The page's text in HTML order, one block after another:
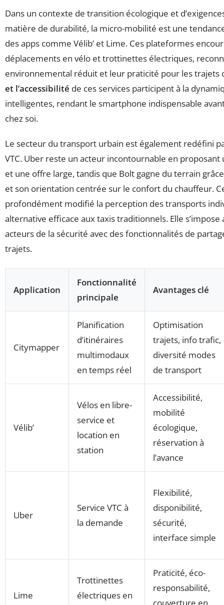
Dans un contexte de transition écologique et
matière de durabilité, la micro-mobilité est une
des apps comme Vélib’ et Lime. Ces plateformes
déplacements en vélo et trottinettes électriques,
environnemental réduit et leur praticité pour les trajets
et l’accessibilité de ces services participent à la
intelligentes, rendant le smartphone indispensable
chez soi.
Le secteur du transport urbain est également redéfini
VTC. Uber reste un acteur incontournable en
et une offre large, tandis que Bolt gagne du terrain
et son orientation centrée sur le confort du chauffeur.
profondément modifié la perception des transports
alternative efficace aux taxis traditionnels. Elle s’impose
acteurs de la sécurité avec des fonctionnalités de
trajets.
Application
Fonctionnalité
principale
Avantages clé
Citymapper
Planification
d’itinéraires
multimodaux
en temps réel
Optimisation
trajets, info trafic,
diversité modes
de transport
Vélib’
Vélos en libre-
service et
location en
station
Accessibilité,
mobilité
écologique,
réservation à
l’avance
Uber
Service VTC à
la demande
Flexibilité,
disponibilité,
sécurité,
interface simple
Lime
Trottinettes
électriques en
Praticité, éco-
responsabilité,
couverture en